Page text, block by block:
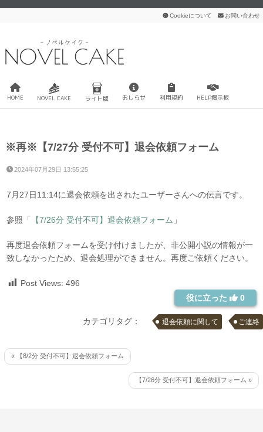
Cookieについて お問い合わせ
HOME NOVEL CAKE ライト版 おしらせ 利用規約 HELP掲示板
※再※【7/27分 受付不可】退会依頼フォーム
2024年07月29日 13:55:25
7月27日11:14に退会依頼を出されたユーザーさんへの伝言です。
参照「 【7/26分 受付不可】退会依頼フォーム 」
再度退会依頼フォームを受け付けましたが、非公開小説の情報が一
致しなかったため、退会処理ができません。再度ご依頼ください。
Post Views: 496
役に立った
0
カテゴリタグ： 退会依頼に関して ご連絡
« 【8/2分 受付不可】退会依頼フォーム
【7/26分 受付不可】退会依頼フォーム »